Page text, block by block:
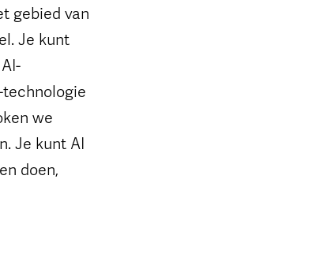
gebied van
Je kunt
we
Je kunt AI
doen,